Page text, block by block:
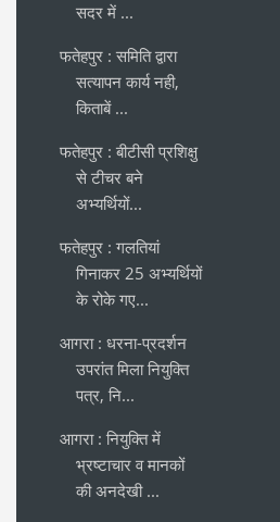
सदर में ...
फतेहपुर : समिति द्वारा
सत्यापन कार्य नही,
किताबें ...
फतेहपुर : बीटीसी प्रशिक्षु
से टीचर बने
अभ्यर्थियों...
फतेहपुर : गलतियां
गिनाकर 25 अभ्यर्थियों
के रोके गए...
आगरा : धरना-प्रदर्शन
उपरांत मिला नियुक्ति
पत्र, नि...
आगरा : नियुक्ति में
भ्रष्टाचार व मानकों
की अनदेखी ...